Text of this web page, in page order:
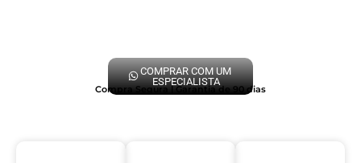
COMPRAR COM UM
ESPECIALISTA
Compra Segura | Garantia de 90 dias